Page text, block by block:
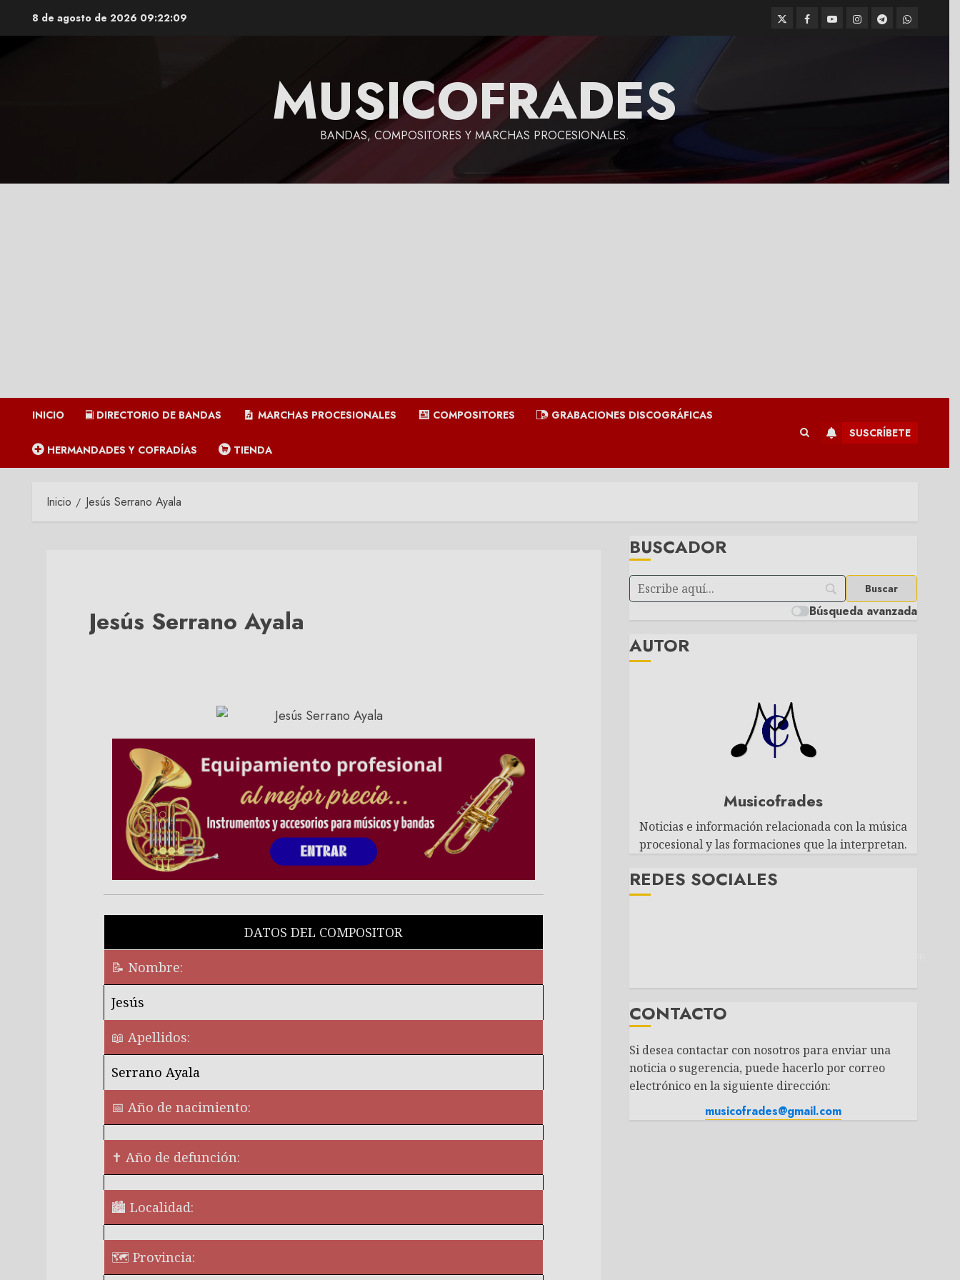
8 de agosto de 2026 09:22:10 TwitterFacebook
YoutubeInstagram
TelegramWhatsApp
MUSICOFRADES
BANDAS, COMPOSITORES Y MARCHAS PROCESIONALES.
INICIO DIRECTORIO DE BANDAS MARCHAS PROCESIONALES COMPOSITORES GRABACIONES DISCOGRÁFICAS
HERMANDADES Y COFRADÍAS TIENDA
SUSCRÍBETE
Inicio Jesús Serrano Ayala
Jesús Serrano Ayala
DATOS DEL COMPOSITOR
📝 Nombre:
Jesús
📖 Apellidos:
Serrano Ayala
📅 Año de nacimiento:
✝ Año de defunción:
🏙️ Localidad:
🗺 Provincia:
BUSCADOR
Búsqueda avanzada
AUTOR
Musicofrades
Noticias e información relacionada con la música
procesional y las formaciones que la interpretan.
REDES SOCIALES
CONTACTO
Si desea contactar con nosotros para enviar una
noticia o sugerencia, puede hacerlo por correo
electrónico en la siguiente dirección:
musicofrades@gmail.com